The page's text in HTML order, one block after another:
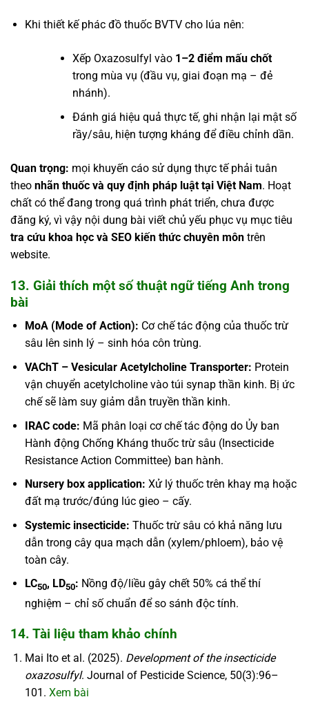
Khi thiết kế phác đồ thuốc BVTV cho lúa nên:
Xếp Oxazosulfyl vào 1–2 điểm mấu chốt
trong mùa vụ (đầu vụ, giai đoạn mạ – đẻ
nhánh).
Đánh giá hiệu quả thực tế, ghi nhận lại mật số
rầy/sâu, hiện tượng kháng để điều chỉnh dần.
Quan trọng: mọi khuyến cáo sử dụng thực tế phải tuân
theo nhãn thuốc và quy định pháp luật tại Việt Nam. Hoạt
chất có thể đang trong quá trình phát triển, chưa được
đăng ký, vì vậy nội dung bài viết chủ yếu phục vụ mục tiêu
tra cứu khoa học và SEO kiến thức chuyên môn trên
website.
13. Giải thích một số thuật ngữ tiếng Anh trong
bài
MoA (Mode of Action): Cơ chế tác động của thuốc trừ
sâu lên sinh lý – sinh hóa côn trùng.
VAChT – Vesicular Acetylcholine Transporter: Protein
vận chuyển acetylcholine vào túi synap thần kinh. Bị ức
chế sẽ làm suy giảm dẫn truyền thần kinh.
IRAC code: Mã phân loại cơ chế tác động do Ủy ban
Hành động Chống Kháng thuốc trừ sâu (Insecticide
Resistance Action Committee) ban hành.
Nursery box application: Xử lý thuốc trên khay mạ hoặc
đất mạ trước/đúng lúc gieo – cấy.
Systemic insecticide: Thuốc trừ sâu có khả năng lưu
dẫn trong cây qua mạch dẫn (xylem/phloem), bảo vệ
toàn cây.
LC50, LD50: Nồng độ/liều gây chết 50% cá thể thí
nghiệm – chỉ số chuẩn để so sánh độc tính.
14. Tài liệu tham khảo chính
Mai Ito et al. (2025). Development of the insecticide
oxazosulfyl. Journal of Pesticide Science, 50(3):96–
101. Xem bài